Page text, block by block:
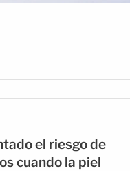
el riesgo de
cuando la piel